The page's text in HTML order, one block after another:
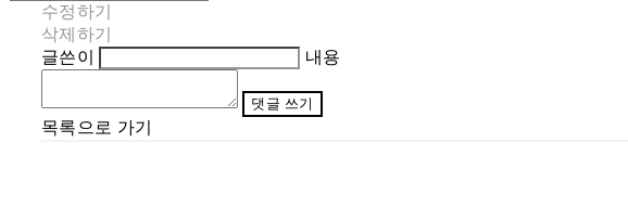
수정하기
삭제하기
글쓴이
내용
댓글 쓰기
목록으로 가기